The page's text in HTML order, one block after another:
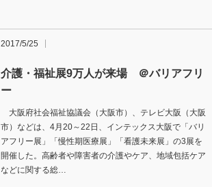
2017/5/25
介護・福祉展9万人が来場 ＠バリアフリ
ー
大阪府社会福祉協議会（大阪市）、テレビ大阪（大阪
市）などは、4月20～22日、インテックス大阪で「バリ
アフリー展」「慢性期医療展」「看護未来展」の3展を
開催した。高齢者や障害者の介護やケア、地域包括ケア
などに関する総…